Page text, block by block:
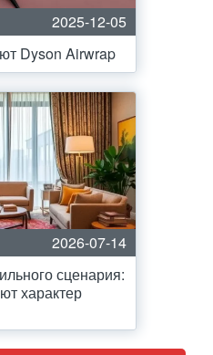
2025-12-05
Dyson Airwrap
2026-07-14
сценария:
характер